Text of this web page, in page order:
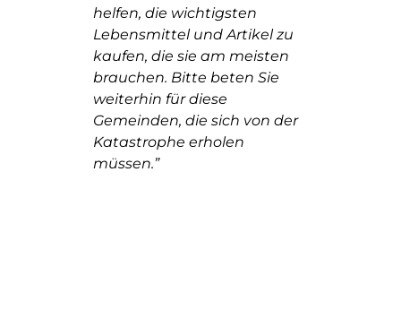
helfen, die wichtigsten
Lebensmittel und Artikel zu
kaufen, die sie am meisten
brauchen. Bitte beten Sie
weiterhin für diese
Gemeinden, die sich von der
Katastrophe erholen
müssen.”